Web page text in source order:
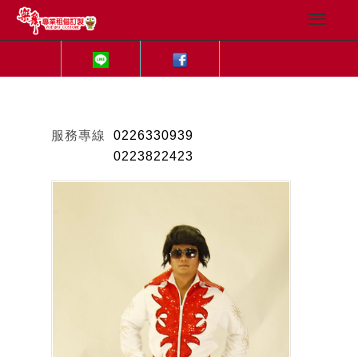
服務專線
0226330939
0223822423